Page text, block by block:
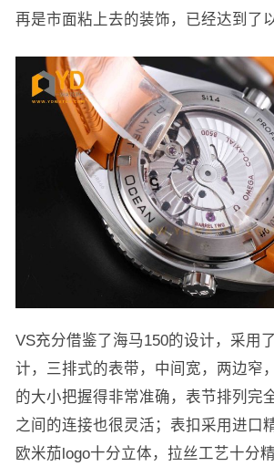
再是市面粘上去的装饰，已经达到了
VS充分借鉴了海马150的设计，采用
计，三排式的表带，中间宽，两边窄
的大小把握得非常准确，表节排列完
之间的连接也很灵活；表扣采用进口
欧米茄logo十分立体，拉丝工艺十分